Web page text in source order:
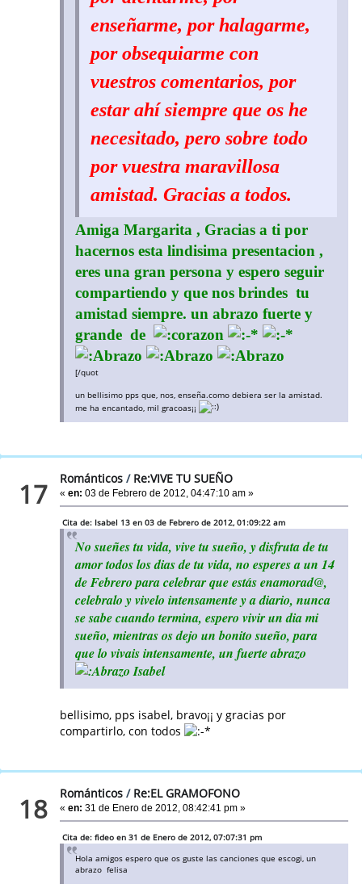
enseñarme, por halagarme,
por obsequiarme con
vuestros comentarios, por
estar ahí siempre que os he
necesitado, pero sobre todo
por vuestra maravillosa
amistad. Gracias a todos.
Amiga Margarita , Gracias a ti por
hacernos esta lindisima presentacion ,
eres una gran persona y espero seguir
compartiendo y que nos brindes tu
amistad siempre. un abrazo fuerte y
grande de
[/quot
un bellisimo pps que, nos, enseña.como debiera ser la amistad.
me ha encantado, mil gracoas¡¡
17 Románticos / Re:VIVE TU SUEÑO
«en: 03 de Febrero de 2012, 04:47:10 am »
Cita de: Isabel 13 en 03 de Febrero de 2012, 01:09:22 am
No sueñes tu vida, vive tu sueño, y disfruta de tu
amor todos los dias de tu vida, no esperes a un 14
de Febrero para celebrar que estás enamorad@,
celebralo y vivelo intensamente y a diario, nunca
se sabe cuando termina, espero vivir un dia mi
sueño, mientras os dejo un bonito sueño, para
que lo vivais intensamente, un fuerte abrazo
Isabel
bellisimo, pps isabel, bravo¡¡ y gracias por
compartirlo, con todos
18 Románticos / Re:EL GRAMOFONO
«en: 31 de Enero de 2012, 08:42:41 pm »
Cita de: fideo en 31 de Enero de 2012, 07:07:31 pm
Hola amigos espero que os guste las canciones que escogi, un
abrazo felisa